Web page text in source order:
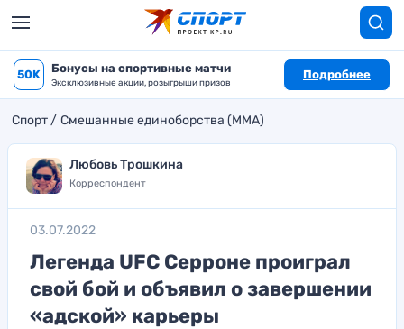
50K Бонусы на спортивные матчи
Эксклюзивные акции, розыгрыши призов
Подробнее
Спорт Смешанные единоборства (MMA)
Любовь Трошкина
Корреспондент
03.07.2022
Легенда UFC Серроне проиграл
свой бой и объявил о завершении
«адской» карьеры